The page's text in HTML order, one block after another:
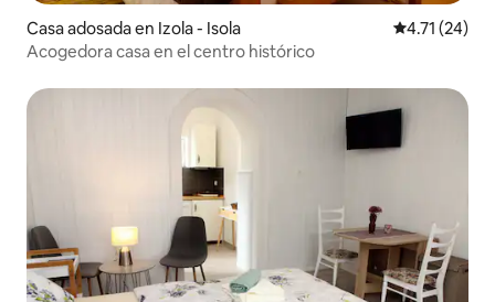
Casa adosada en Izola - Isola Calificación
4.71 (24)
Acogedora casa en el centro histórico